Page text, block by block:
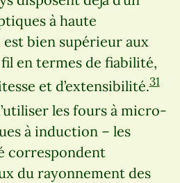
à haute
bien supérieur aux
en termes de fiabilité,
et d’extensibilité.31
les fours à micro-
à induction – les
correspondent
du rayonnement des